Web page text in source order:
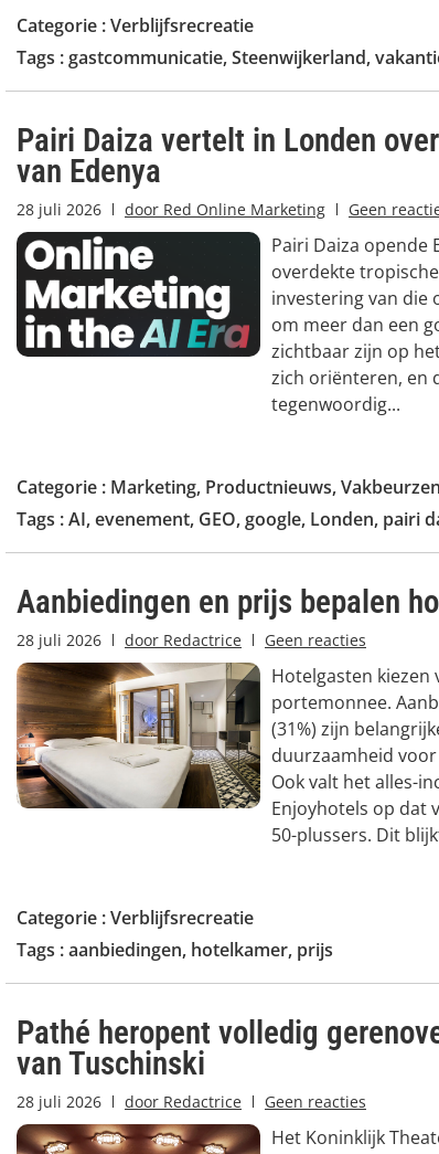
Categorie :Verblijfsrecreatie
Tags :gastcommunicatie,Steenwijkerland,
Pairi Daiza vertelt in Londen
van Edenya
28 juli 2026 door Red Online Marketing Geen
Pairi Daiza opende
overdekte
investering van die
om meer dan een
zichtbaar zijn op
zich oriënteren, en
tegenwoordig...
Categorie : Marketing, Productnieuws,Vakbeurzen
Tags :AI,evenement, GEO,google, Londen, pairi
Aanbiedingen en prijs bepalen
28 juli 2026 door Redactrice Geen reacties
Hotelgasten
portemonnee.
(31%) zijn
duurzaamheid
Ook valt het alles-
Enjoyhotels op dat
50-plussers. Dit
Categorie :Verblijfsrecreatie
Tags :aanbiedingen, hotelkamer, prijs
Pathé heropent volledig
van Tuschinski
28 juli 2026 door Redactrice Geen reacties
Het Koninklijk